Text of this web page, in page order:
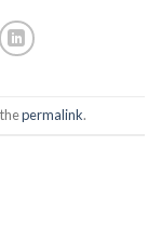
permalink.